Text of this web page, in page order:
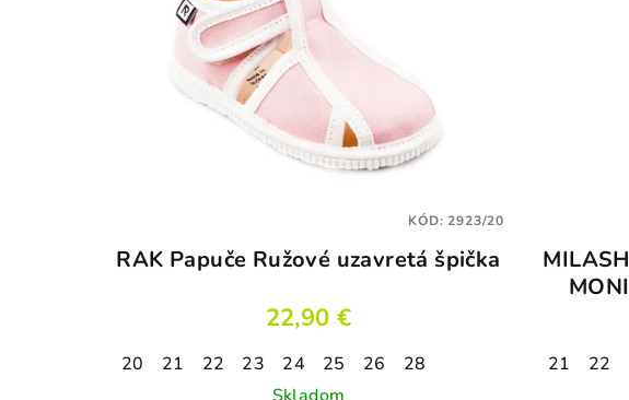
RAK Papuče Ružové uzavretá špička
22,90 €
20 21 22 23 24 25 26
28
KÓD:2923/20
21
22